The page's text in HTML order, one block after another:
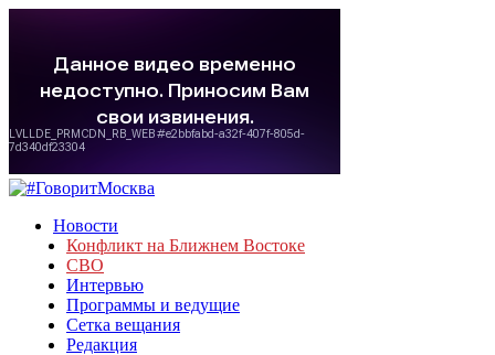
Новости
Конфликт на Ближнем Востоке
СВО
Интервью
Программы и ведущие
Сетка вещания
Редакция